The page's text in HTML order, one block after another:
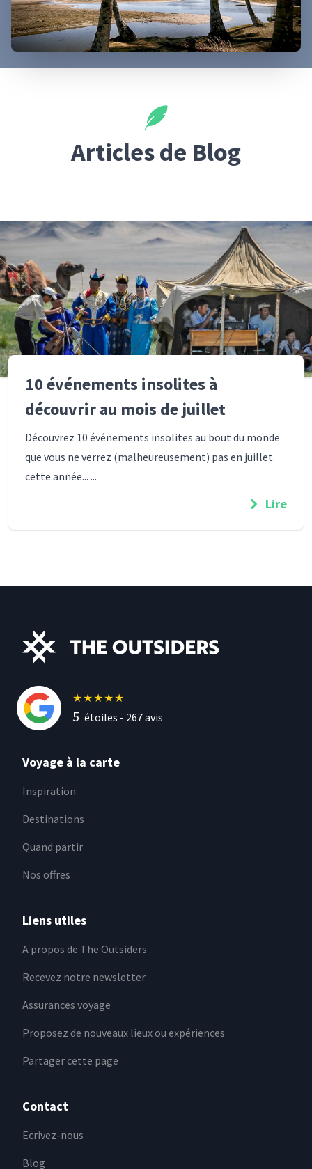
Articles de Blog
10 événements insolites à
découvrir au mois de juillet
Découvrez 10 événements insolites au bout du monde
que vous ne verrez (malheureusement) pas en juillet
cette année... ...
Lire
★★★★★
5 étoiles - 267avis
Voyage à la carte
Inspiration
Destinations
Quand partir
Nos offres
Liens utiles
A propos de The Outsiders
Recevez notre newsletter
Assurances voyage
Proposez de nouveaux lieux ou expériences
Partager cette page
Contact
Ecrivez-nous
Blog